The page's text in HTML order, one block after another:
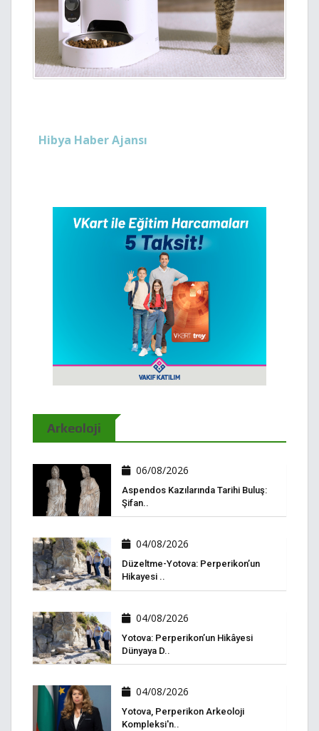
Hibya Haber Ajansı
Arkeoloji
06/08/2026
Aspendos Kazılarında Tarihi Buluş:
Şifan..
04/08/2026
Düzeltme-Yotova: Perperikon’un
Hikayesi ..
04/08/2026
Yotova: Perperikon’un Hikâyesi
Dünyaya D..
04/08/2026
Yotova, Perperikon Arkeoloji
Kompleksi'n..